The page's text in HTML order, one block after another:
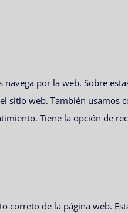
por la web. Sobre
sitio web. También
Tiene la opción de
correto de la página web.